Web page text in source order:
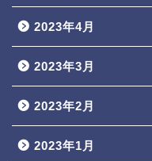
2023年4月
2023年3月
2023年2月
2023年1月